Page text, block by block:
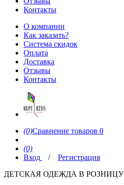
Контакты
О компании
Как заказать?
Система скидок
Оплата
Доставка
Отзывы
Контакты
(0)Сравнение товаров 0
(0)
Вход
/
Регистрация
ДЕТСКАЯ ОДЕЖДА В